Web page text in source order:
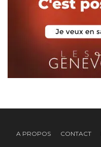
A PROPOS CONTACT